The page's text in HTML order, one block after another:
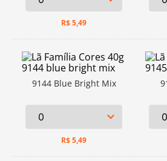
R$5,49
9144 Blue Bright Mix
R$5,49